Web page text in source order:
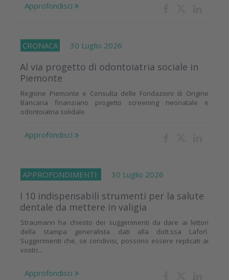
Approfondisci
CRONACA 30 Luglio 2026
Al via progetto di odontoiatria sociale in
Piemonte
Regione Piemonte e Consulta delle Fondazioni di Origine
Bancaria finanziano progetto screening neonatale e
odontoiatria solidale
Approfondisci
APPROFONDIMENTI 30 Luglio 2026
I 10 indispensabili strumenti per la salute
dentale da mettere in valigia
Straumann ha chiesto dei suggerimenti da dare ai lettori
della stampa generalista dati alla dott.ssa Laforì.
Suggerimenti che, se condivisi, possono essere replicati ai
vostri...
Approfondisci